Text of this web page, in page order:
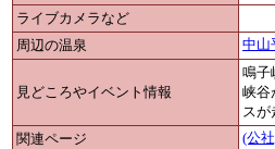
ライブカメラなど
周辺の温泉
中山
見どころやイベント情報
鳴子
峡谷
スが
関連ページ
(公